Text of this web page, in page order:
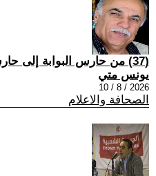
(37) من حارس البوابة إلى حارس الوعي
يونس متي
2026 / 8 / 10
الصحافة والاعلام